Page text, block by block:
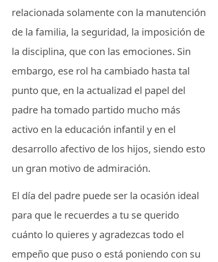
relacionada solamente con la manutención
de la familia, la seguridad, la imposición de
la disciplina, que con las emociones. Sin
embargo, ese rol ha cambiado hasta tal
punto que, en la actualizad el papel del
padre ha tomado partido mucho más
activo en la educación infantil y en el
desarrollo afectivo de los hijos, siendo esto
un gran motivo de admiración.
El día del padre puede ser la ocasión ideal
para que le recuerdes a tu se querido
cuánto lo quieres y agradezcas todo el
empeño que puso o está poniendo con su